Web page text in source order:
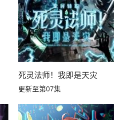
第03集
第01集
死灵法师！我即是天灾
更新至第07集